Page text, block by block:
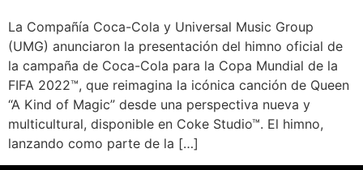
La Compañía Coca-Cola y Universal Music Group
(UMG) anunciaron la presentación del himno oficial de
la campaña de Coca-Cola para la Copa Mundial de la
FIFA 2022™, que reimagina la icónica canción de Queen
“A Kind of Magic” desde una perspectiva nueva y
multicultural, disponible en Coke Studio™. El himno,
lanzando como parte de la […]